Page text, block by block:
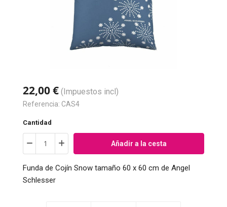
22,00 € (Impuestos incl)
Referencia: CAS4
Cantidad
Añadir a la cesta
Funda de Cojín Snow tamaño 60 x 60 cm de Angel
Schlesser